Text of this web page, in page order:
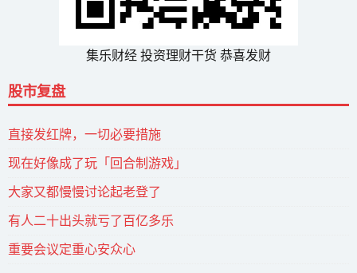
集乐财经 投资理财干货 恭喜发财
股市复盘
直接发红牌，一切必要措施
现在好像成了玩「回合制游戏」
大家又都慢慢讨论起老登了
有人二十出头就亏了百亿多乐
重要会议定重心安众心